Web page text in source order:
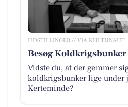
UDSTILLINGER // VIA KULTUNAUT
Besøg
Vidste du, at der gemmer
koldkrigsbunker lige under
Kerteminde?